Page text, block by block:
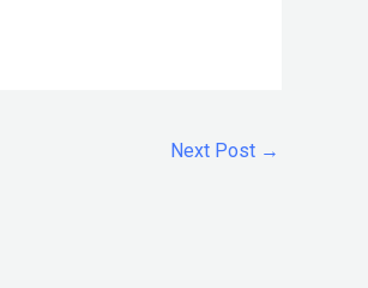
Next Post →